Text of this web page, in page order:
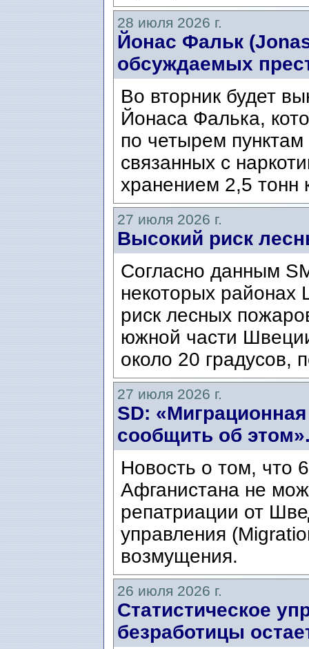
28 июля 2026 г.
Йонас Фальк
обсуждаемых
Во вторник будет
Йонаса Фалька,
по четырем
связанных с
хранением 2,5 тонн
27 июля 2026 г.
Высокий риск
Согласно данным
некоторых районах
риск лесных
южной части
около 20 градусов,
27 июля 2026 г.
SD:
сообщить об
Новость о том, что
Афганистана не
репатриации от
управления
возмущения.
26 июля 2026 г.
Статистическое
безработицы